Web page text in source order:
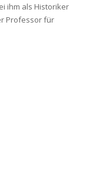
ihm als Historiker
Professor für